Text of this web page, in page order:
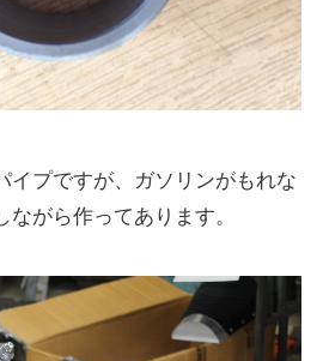
イプですが、ガソリンがもれな
がら作ってあります。